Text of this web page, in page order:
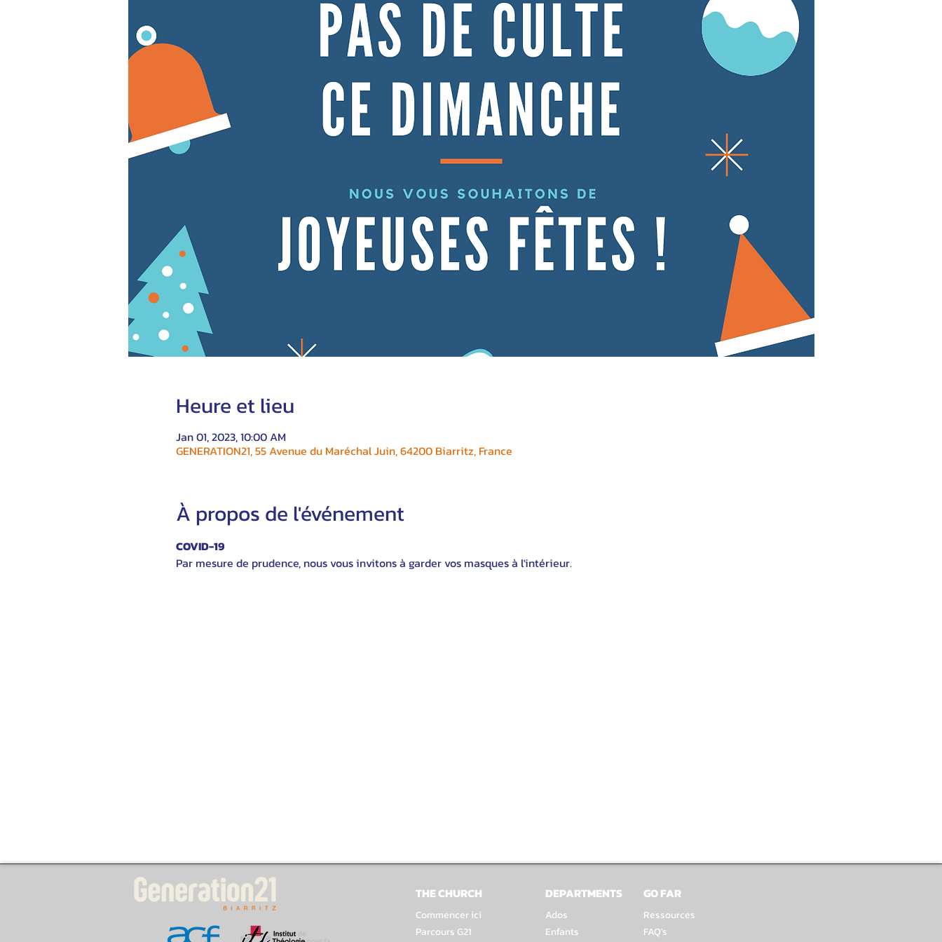
Heure et lieu
Jan 01, 2023, 10:00 AM
GENERATION21, 55 Avenue du Maréchal Juin, 64200 Biarritz, France
À propos de l'événement
COVID-19
Par mesure de prudence, nous vous invitons à garder vos masques à l'intérieur.
THE CHURCH
Commencer ici
Parcours G21
DEPARTMENTS GO FAR
Ados
Enfants
Ressources
FAQ's